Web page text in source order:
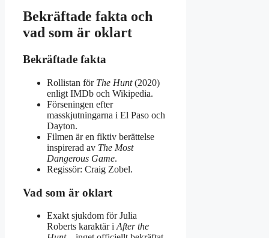
Bekräftade fakta och
vad som är oklart
Bekräftade fakta
Rollistan för The Hunt(2020)
enligt IMDb och Wikipedia.
Förseningen efter
masskjutningarna i El Paso och
Dayton.
Filmen är en fiktiv berättelse
inspirerad av The Most
Dangerous Game.
Regissör: Craig Zobel.
Vad som är oklart
Exakt sjukdom för Julia
Roberts karaktär iAfter the